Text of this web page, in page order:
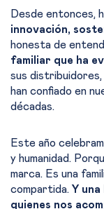
Desde entonces,
innovación,
honesta de
familiar que ha
sus distribuidores,
han confiado en
décadas.
Este año
y humanidad.
marca. Es una
compartida. Y
quienes nos